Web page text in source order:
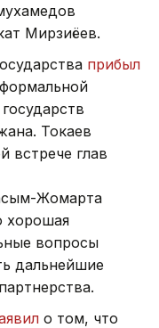
Мирзиёев.
прибыл
Токаев
встрече глав
Жомарта
хорошая
вопросы
дальнейшие
о том, что